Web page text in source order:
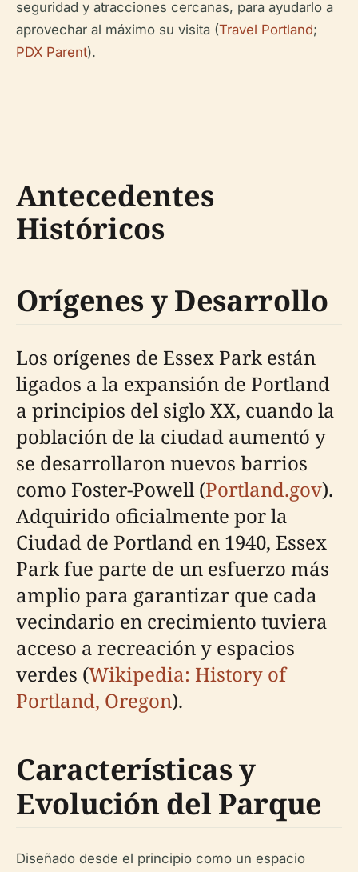
seguridad y atracciones cercanas, para ayudarlo a
aprovechar al máximo su visita (Travel Portland;
PDX Parent).
Antecedentes
Históricos
Orígenes y Desarrollo
Los orígenes de Essex Park están
ligados a la expansión de Portland
a principios del siglo XX, cuando la
población de la ciudad aumentó y
se desarrollaron nuevos barrios
como Foster-Powell (Portland.gov).
Adquirido oficialmente por la
Ciudad de Portland en 1940, Essex
Park fue parte de un esfuerzo más
amplio para garantizar que cada
vecindario en crecimiento tuviera
acceso a recreación y espacios
verdes (Wikipedia: History of
Portland, Oregon).
Características y
Evolución del Parque
Diseñado desde el principio como un espacio